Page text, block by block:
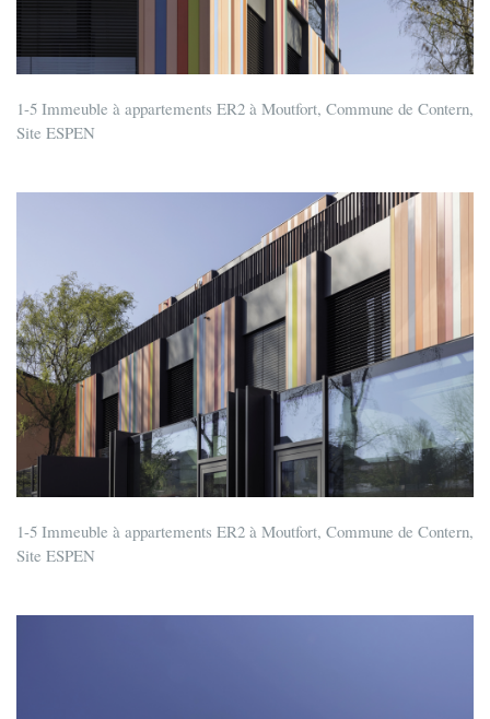
1-5 Immeuble à appartements ER2 à Moutfort, Commune de Contern,
Site ESPEN
1-5 Immeuble à appartements ER2 à Moutfort, Commune de Contern,
Site ESPEN